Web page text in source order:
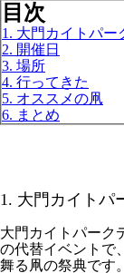
目次
1. 大門カイトパー
2. 開催日
3. 場所
4. 行ってきた
5. オススメの凧
6. まとめ
1. 大門カイトパ
大門カイトパーク
の代替イベントで
舞る凧の祭典です。